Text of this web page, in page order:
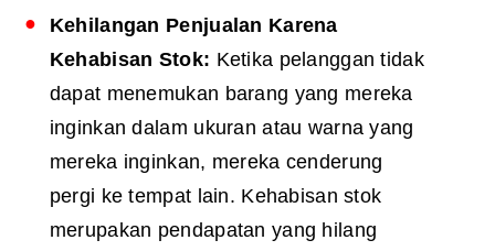
Kehilangan Penjualan Karena
Kehabisan Stok: Ketika pelanggan tidak
dapat menemukan barang yang mereka
inginkan dalam ukuran atau warna yang
mereka inginkan, mereka cenderung
pergi ke tempat lain. Kehabisan stok
merupakan pendapatan yang hilang